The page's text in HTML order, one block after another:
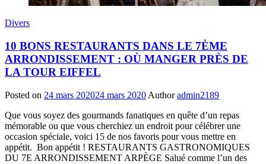
Divers
10 BONS RESTAURANTS DANS LE 7ÈME
ARRONDISSEMENT : OÙ MANGER PRÈS DE
LA TOUR EIFFEL
Posted on 24 mars 202024 mars 2020 Author admin2189
Que vous soyez des gourmands fanatiques en quête d’un repas
mémorable ou que vous cherchiez un endroit pour célébrer une
occasion spéciale, voici 15 de nos favoris pour vous mettre en
appétit. Bon appétit ! RESTAURANTS GASTRONOMIQUES
DU 7E ARRONDISSEMENT ARPÈGE Salué comme l’un des